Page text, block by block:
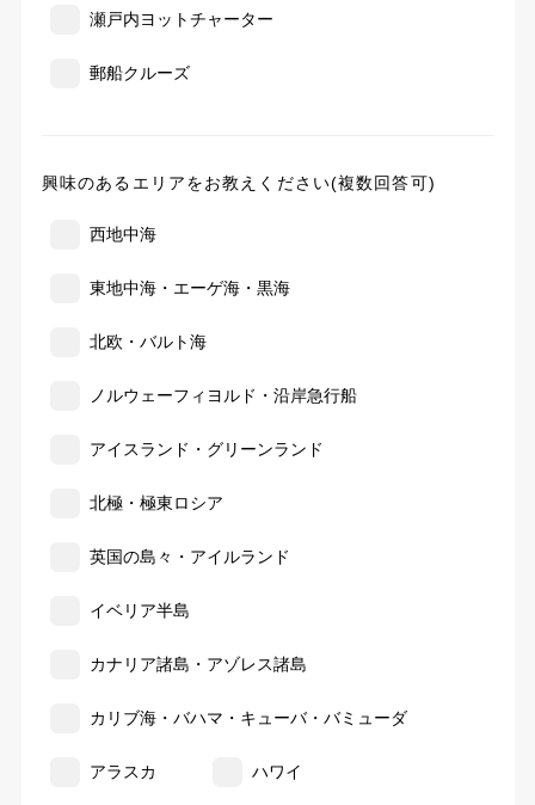
瀬戸内ヨットチャーター
郵船クルーズ
興味のあるエリアをお教えください(複数回答可)
西地中海
東地中海・エーゲ海・黒海
北欧・バルト海
ノルウェーフィヨルド・沿岸急行船
アイスランド・グリーンランド
北極・極東ロシア
英国の島々・アイルランド
イベリア半島
カナリア諸島・アゾレス諸島
カリブ海・バハマ・キューバ・バミューダ
アラスカ ハワイ